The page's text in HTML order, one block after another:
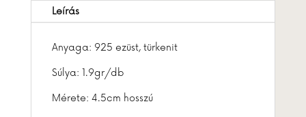
Leírás
Anyaga: 925 ezüst, türkenit
Súlya: 1.9gr/db
Mérete: 4.5cm hosszú